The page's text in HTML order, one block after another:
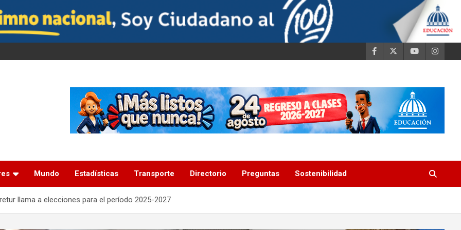
Mundo Estadísticas Transporte Directorio Preguntas Sostenibilidad
llama a elecciones para el período 2025-2027